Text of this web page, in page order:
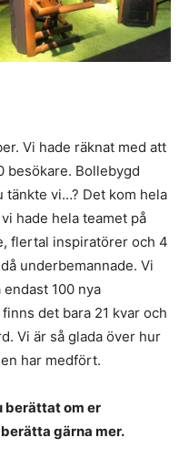
Vi hade räknat med att
besökare. Bollebygd
tänkte vi…? Det kom hela
hade hela teamet på
flertal inspiratörer och 4
underbemannade. Vi
100 nya
det bara 21 kvar och
Vi är så glada över hur
har medfört.
berättat om er
gärna mer.